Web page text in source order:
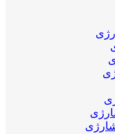
شارژی